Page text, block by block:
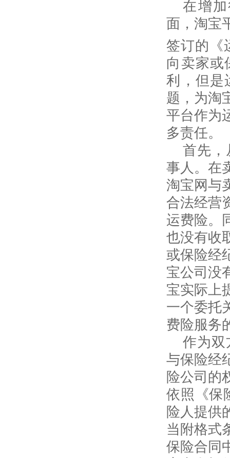
在增
面，淘宝
签订的《
向卖家或
利，但是
题，为淘
平台作为
多责任。
首先，
事人。在
淘宝网与
合法经营
运费险。
也没有收
或保险经
宝公司没
宝实际上
一个委托
费险服务
作为双
与保险经
险公司的
依照《保
险人提供
当附格式
保险合同